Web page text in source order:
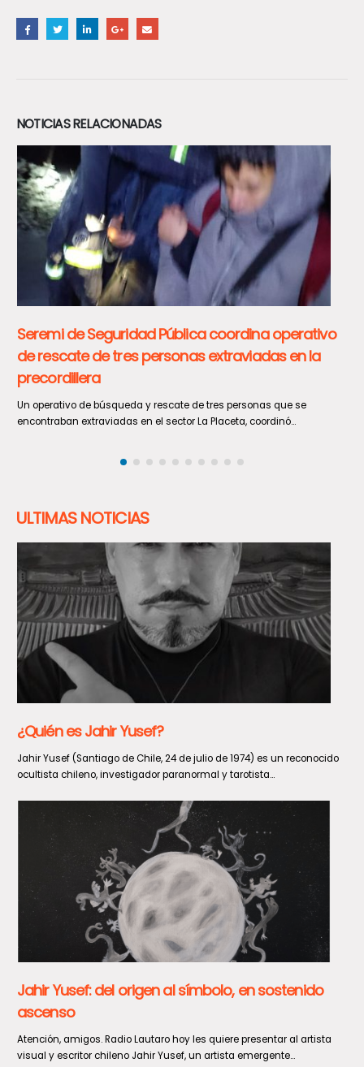
NOTICIAS RELACIONADAS
Seremi del Trabajo fiscaliza Mall Chino en San
Javier y detecta graves incumplimientos
laborales
El Seremi del Trabajo y Previsión Social del Maule, Ervin Castillo,
encabezó una fiscalización a un Mall Chino ubicado...
ULTIMAS NOTICIAS
Seremi de Seguridad Pública coordina operativo
de rescate de tres personas extraviadas en la
precordillera
Un operativo de búsqueda y rescate de tres personas que se
encontraban extraviadas en el sector La Placeta, coordinó...
Seremi del Trabajo fiscaliza Mall Chino en San
Javier y detecta graves incumplimientos